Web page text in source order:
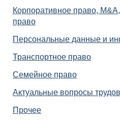
Корпоративное право,
право
Персональные данные и
Транспортное право
Семейное право
Актуальные вопросы
Прочее